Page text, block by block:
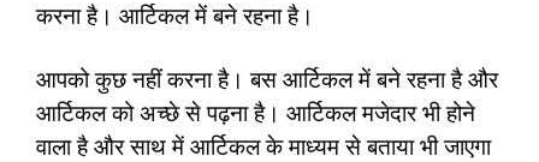
करना है। आर्टिकल में बने रहना है।
आपको कुछ नहीं करना है। बस आर्टिकल में बने रहना है और
आर्टिकल को अच्छे से पढ़ना है। आर्टिकल मजेदार भी होने
वाला है और साथ में आर्टिकल के माध्यम से बताया भी जाएगा